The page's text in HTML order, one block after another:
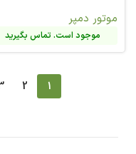
موتور دمپر
موجود است. تماس بگیرید
1
2